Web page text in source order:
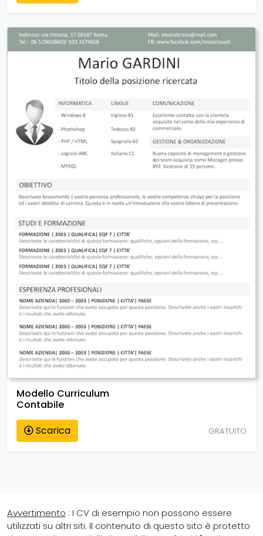
Modello Curriculum
Contabile
Scarica
GRATUITO
Avvertimento : I CV di esempio non possono essere
utilizzati su altri siti. Il contenuto di questo sito è protetto